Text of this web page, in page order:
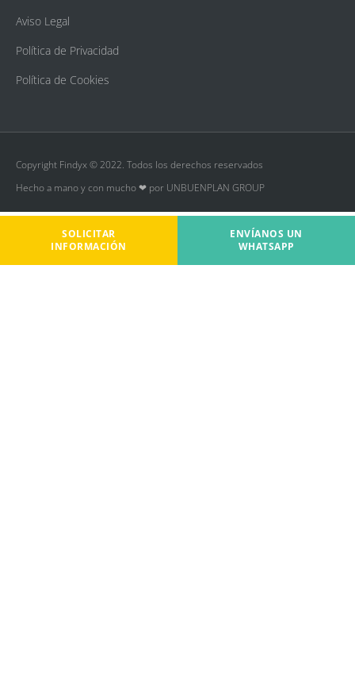
Aviso Legal
Política de Privacidad
Política de Cookies
Copyright Findyx © 2022. Todos los derechos reservados
Hecho a mano y con mucho ❤ por UNBUENPLAN GROUP
SOLICITAR
INFORMACIÓN
ENVÍANOS UN
WHATSAPP